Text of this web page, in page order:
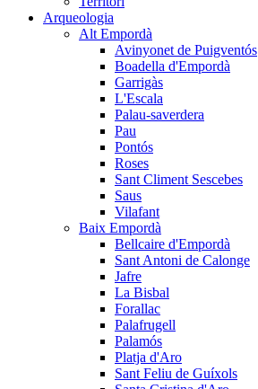
Arqueologia
Alt Empordà
Avinyonet de Puigventós
Boadella d'Empordà
Garrigàs
L'Escala
Palau-saverdera
Pau
Pontós
Roses
Sant Climent Sescebes
Saus
Vilafant
Baix Empordà
Bellcaire d'Empordà
Sant Antoni de Calonge
Jafre
La Bisbal
Forallac
Palafrugell
Palamós
Platja d'Aro
Sant Feliu de Guíxols